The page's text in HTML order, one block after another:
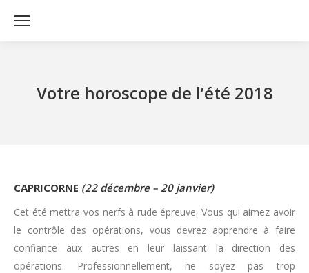
Votre horoscope de l’été 2018
CAPRICORNE (22 décembre – 20 janvier)
Cet été mettra vos nerfs à rude épreuve. Vous qui aimez avoir
le contrôle des opérations, vous devrez apprendre à faire
confiance aux autres en leur laissant la direction des
opérations. Professionnellement, ne soyez pas trop